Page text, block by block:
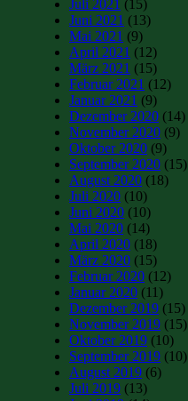
Juli 2021 (15)
Juni 2021 (13)
Mai 2021 (9)
April 2021 (12)
März 2021 (15)
Februar 2021 (12)
Januar 2021 (9)
Dezember 2020 (14)
November 2020 (9)
Oktober 2020 (9)
September 2020 (15)
August 2020 (18)
Juli 2020 (10)
Juni 2020 (10)
Mai 2020 (14)
April 2020 (18)
März 2020 (15)
Februar 2020 (12)
Januar 2020 (11)
Dezember 2019 (15)
November 2019 (15)
Oktober 2019 (10)
September 2019 (10)
August 2019 (6)
Juli 2019 (13)